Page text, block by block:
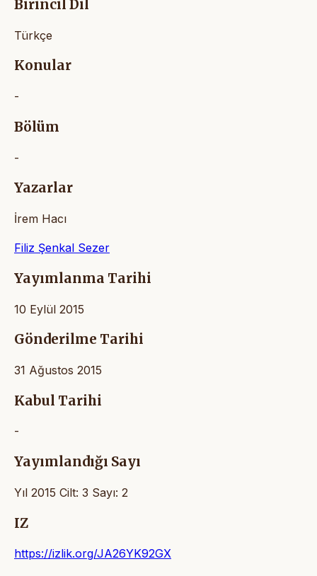
Birincil Dil
Türkçe
Konular
-
Bölüm
-
Yazarlar
İrem Hacı
Filiz Şenkal Sezer
Yayımlanma Tarihi
10 Eylül 2015
Gönderilme Tarihi
31 Ağustos 2015
Kabul Tarihi
-
Yayımlandığı Sayı
Yıl 2015 Cilt: 3 Sayı: 2
IZ
https://izlik.org/JA26YK92GX